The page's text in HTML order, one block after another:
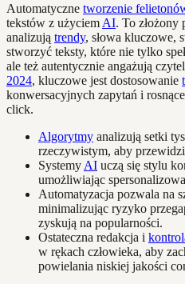
Automatyczne tworzenie
tekstów z użyciem AI. To złożony
analizują trendy, słowa kluczowe,
stworzyć teksty, które nie tylko
ale też autentycznie angażują
2024, kluczowe jest dostosowanie
konwersacyjnych zapytań i
click.
Algorytmy analizują setki
rzeczywistym, aby
Systemy AI uczą się stylu
umożliwiając
Automatyzacja pozwala na
minimalizując ryzyko
zyskują na popularności.
Ostateczna redakcja i
w rękach człowieka, aby
powielania niskiej jakości